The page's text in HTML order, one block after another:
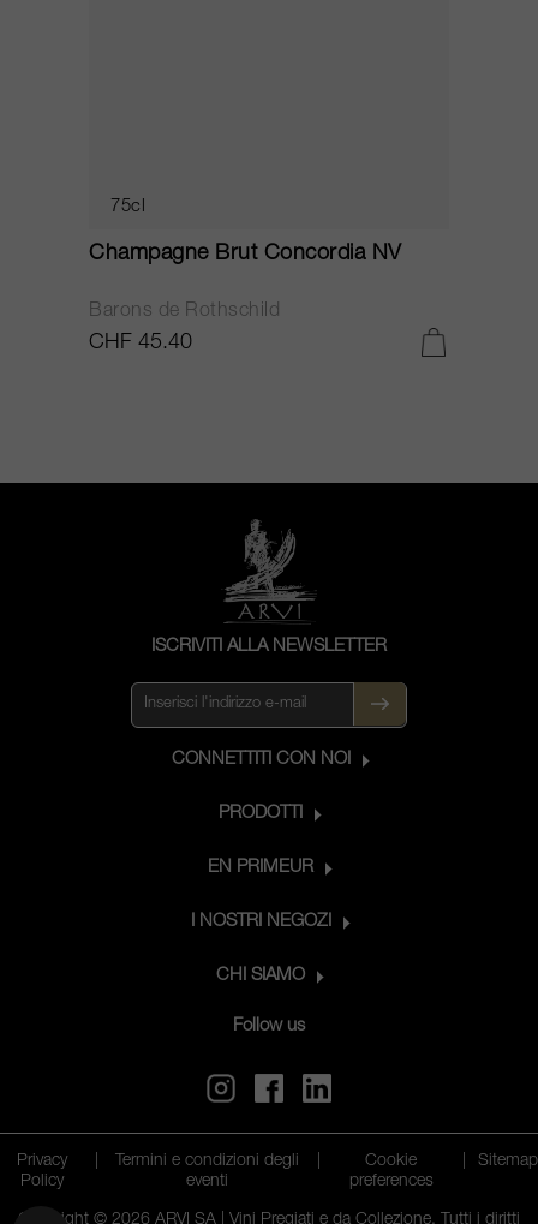
75cl
Champagne Brut Concordia NV
Barons de Rothschild
CHF 45.40
ISCRIVITI ALLA NEWSLETTER
CONNETTITI CON NOI
PRODOTTI
EN PRIMEUR
I NOSTRI NEGOZI
CHI SIAMO
Follow us
Privacy
Policy
Termini e condizioni degli
eventi
Cookie
preferences
Sitemap
Copyright © 2026 ARVI SA | Vini Pregiati e da Collezione. Tutti i diritti